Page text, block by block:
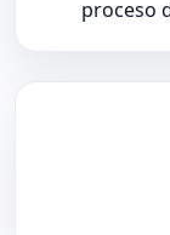
proceso